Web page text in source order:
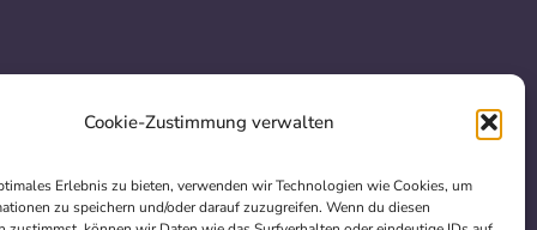
Cookie-Zustimmung verwalten
Erlebnis zu bieten, verwenden wir Technologien wie Cookies, um
zu speichern und/oder darauf zuzugreifen. Wenn du diesen